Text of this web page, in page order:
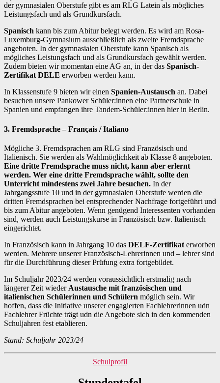
der gymnasialen Oberstufe gibt es am RLG Latein als mögliches
Leistungsfach und als Grundkursfach.
Spanisch kann bis zum Abitur belegt werden. Es wird am Rosa-
Luxemburg-Gymnasium ausschließlich als zweite Fremdsprache
angeboten. In der gymnasialen Oberstufe kann Spanisch als
mögliches Leistungsfach und als Grundkursfach gewählt werden.
Zudem bieten wir momentan eine AG an, in der das Spanisch-
Zertifikat DELE erworben werden kann.
In Klassenstufe 9 bieten wir einen Spanien-Austausch an. Dabei
besuchen unsere Pankower Schüler:innen eine Partnerschule in
Spanien und empfangen ihre Tandem-Schüler:innen hier in Berlin.
3. Fremdsprache – Français / Italiano
Mögliche 3. Fremdsprachen am RLG sind Französisch und
Italienisch. Sie werden als Wahlmöglichkeit ab Klasse 8 angeboten.
Eine dritte Fremdsprache muss nicht, kann aber erlernt
werden. Wer eine dritte Fremdsprache wählt, sollte den
Unterricht mindestens zwei Jahre besuchen. In der
Jahrgangsstufe 10 und in der gymnasialen Oberstufe werden die
dritten Fremdsprachen bei entsprechender Nachfrage fortgeführt und
bis zum Abitur angeboten. Wenn genügend Interessenten vorhanden
sind, werden auch Leistungskurse in Französisch bzw. Italienisch
eingerichtet.
In Französisch kann in Jahrgang 10 das DELF-Zertifikat erworben
werden. Mehrere unserer Französisch-Lehrerinnen und – lehrer sind
für die Durchführung dieser Prüfung extra fortgebildet.
Im Schuljahr 2023/24 werden voraussichtlich erstmalig nach
längerer Zeit wieder Austausche mit französischen und
italienischen Schülerinnen und Schülern möglich sein. Wir
hoffen, dass die Initiative unserer engagierten Fachlehrerinnen udn
Fachlehrer Früchte trägt udn die Angebote sich in den kommenden
Schuljahren fest etablieren.
Stand: Schuljahr 2023/24
Kategorien
Schulprofil